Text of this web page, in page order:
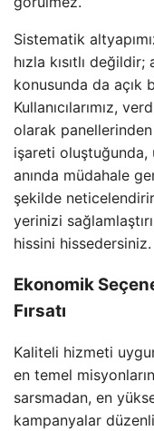
Sistematik
hızla kısıtlı
konusunda da açık
Kullanıcılarımız,
olarak
işareti oluştuğunda,
anında müdahale
şekilde
yerinizi
hissini hissedersiniz.
Ekonomik
Fırsatı
Kaliteli hizmeti
en temel
sarsmadan, en
kampanyalar